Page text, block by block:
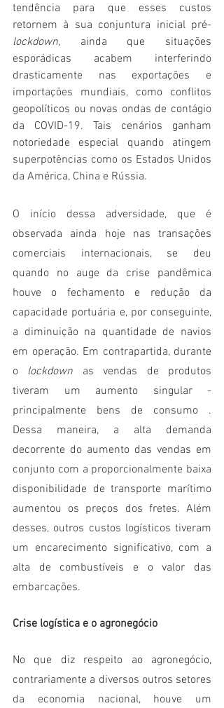
tendência para que esses custos
retornem à sua conjuntura inicial pré-
lockdown, ainda que situações
esporádicas acabem interferindo
drasticamente nas exportações e
importações mundiais, como conflitos
geopolíticos ou novas ondas de contágio
da COVID-19. Tais cenários ganham
notoriedade especial quando atingem
superpotências como os Estados Unidos
da América, China e Rússia.
O início dessa adversidade, que é
observada ainda hoje nas transações
comerciais internacionais, se deu
quando no auge da crise pandêmica
houve o fechamento e redução da
capacidade portuária e, por conseguinte,
a diminuição na quantidade de navios
em operação. Em contrapartida, durante
o lockdown as vendas de produtos
tiveram um aumento singular -
principalmente bens de consumo .
Dessa maneira, a alta demanda
decorrente do aumento das vendas em
conjunto com a proporcionalmente baixa
disponibilidade de transporte marítimo
aumentou os preços dos fretes. Além
desses, outros custos logísticos tiveram
um encarecimento significativo, com a
alta de combustíveis e o valor das
embarcações.
Crise logística e o agronegócio
No que diz respeito ao agronegócio,
contrariamente a diversos outros setores
da economia nacional, houve um